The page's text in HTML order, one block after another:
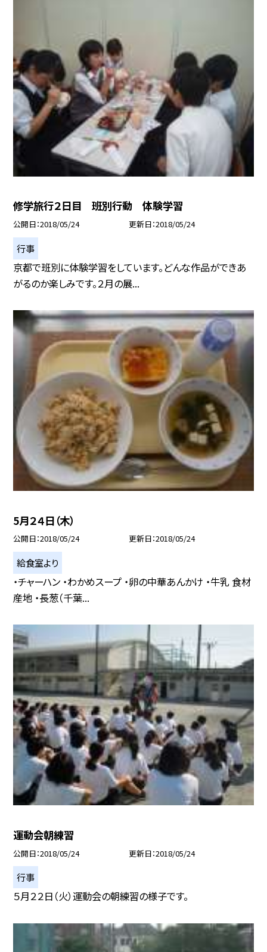
修学旅行２日目 班別行動 体験学習
公開日 2018/05/24 更新日 2018/05/24
行事
京都で班別に体験学習をしています。どんな作品ができあ
がるのか楽しみです。２月の展...
5月２４日（木）
公開日 2018/05/24 更新日 2018/05/24
給食室より
・チャーハン ・わかめスープ ・卵の中華あんかけ ・牛乳 食材
産地 ・長葱（千葉...
運動会朝練習
公開日 2018/05/24 更新日 2018/05/24
行事
５月２２日（火）運動会の朝練習の様子です。